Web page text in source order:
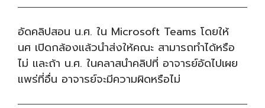
อัดคลิปสอน น.ศ. ใน Microsoft Teams โดยให้
นศ เปิดกล้องแล้วนำส่งให้คณะ สามารถทำได้หรือ
ไม่ และถ้า น.ศ. ในคลาสนำคลิปที่ อาจารย์อัดไปเผย
แพร่ที่อื่น อาจารย์จะมีความผิดหรือไม่